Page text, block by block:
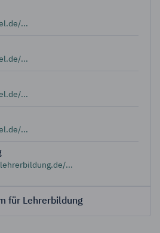
...
...
...
...
...
für Lehrerbildung